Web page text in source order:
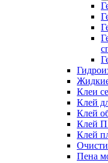
Клеи
Клей
Клей
Клей
Клей
Пена